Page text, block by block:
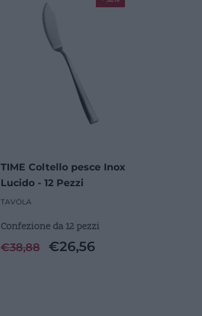
TIME Coltello pesce Inox
Lucido - 12 Pezzi
TAVOLA
Confezione da 12 pezzi
€38,88 €26,56